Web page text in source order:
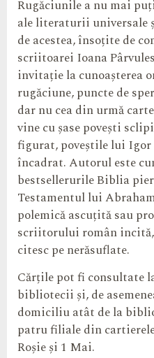
Rugăciunile a nu mai
ale literaturii universale
de acestea, însoțite de
scriitoarei Ioana
invitație la cunoașterea
rugăciune, puncte de
dar nu cea din urmă
vine cu șase povești
figurat, poveștile lui Igor
încadrat. Autorul este
bestsellerurile Biblia
Testamentul lui
polemică ascuțită sau
scriitorului român
citesc pe nerăsuflate.
Cărțile pot fi consultate
bibliotecii și, de
domiciliu atât de la
patru filiale din
Roșie și 1 Mai.